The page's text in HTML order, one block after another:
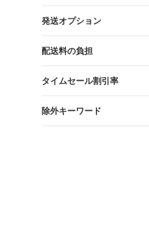
発送オプション
配送料の負担
タイムセール割引率
除外キーワード